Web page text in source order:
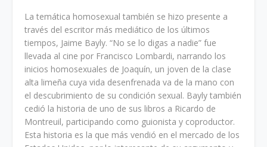
La temática homosexual también se hizo presente a
través del escritor más mediático de los últimos
tiempos, Jaime Bayly. “No se lo digas a nadie” fue
llevada al cine por Francisco Lombardi, narrando los
inicios homosexuales de Joaquín, un joven de la clase
alta limeña cuya vida desenfrenada va de la mano con
el descubrimiento de su condición sexual. Bayly también
cedió la historia de uno de sus libros a Ricardo de
Montreuil, participando como guionista y coproductor.
Esta historia es la que más vendió en el mercado de los